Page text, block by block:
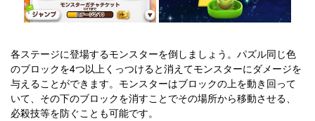
各ステージに登場するモンスターを倒しましょう。パズル同じ色
のブロックを4つ以上くっつけると消えてモンスターにダメージを
与えることができます。モンスターはブロックの上を動き回って
いて、その下のブロックを消すことでその場所から移動させる、
必殺技等を防ぐことも可能です。